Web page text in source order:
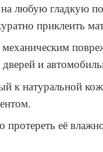
любую гладкую
приклеить
и
к натуральной
её